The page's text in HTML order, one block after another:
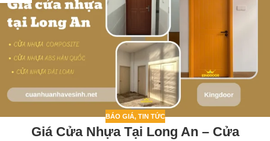
BÁO GIÁ, TIN TỨC
Giá Cửa Nhựa Tại Long An – Cửa